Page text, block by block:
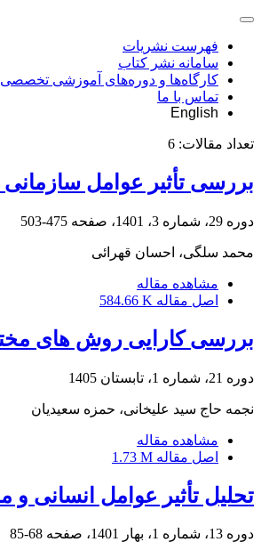
فهرست نشریات
سامانه نشر کتاب
کارگاه‌ها و دوره‌های آموزشی تخصصی
تماس با ما
English
تعداد مقالات: 6
بررسی تأثیر عوامل
دوره 29، شماره 3، 1401، صفحه 475-503
محمد سلگی، احسان قهرائی
مشاهده مقاله
اصل مقاله 584.66 K
بررسی کارایی روش‏ های
دوره 21، شماره 1، تابستان 1405
نجمه حاج سید علیخانی، حمزه سعیدیان
مشاهده مقاله
اصل مقاله 1.73 M
تحلیل تأثیر عوامل انسانی
دوره 13، شماره 1، بهار 1401، صفحه 68-85